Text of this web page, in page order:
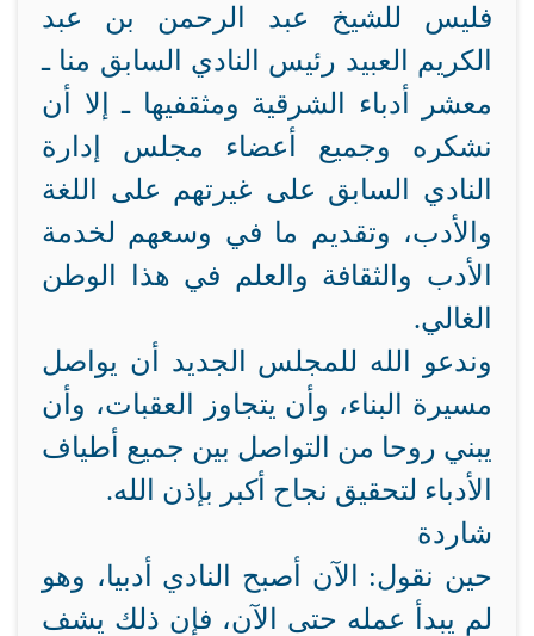
فليس للشيخ عبد الرحمن بن عبد
الكريم العبيد رئيس النادي السابق منا ـ
معشر أدباء الشرقية ومثقفيها ـ إلا أن
نشكره وجميع أعضاء مجلس إدارة
النادي السابق على غيرتهم على اللغة
والأدب، وتقديم ما في وسعهم لخدمة
الأدب والثقافة والعلم في هذا الوطن
الغالي.
وندعو الله للمجلس الجديد أن يواصل
مسيرة البناء، وأن يتجاوز العقبات، وأن
يبني روحا من التواصل بين جميع أطياف
الأدباء لتحقيق نجاح أكبر بإذن الله.
شاردة
حين نقول: الآن أصبح النادي أدبيا، وهو
لم يبدأ عمله حتى الآن، فإن ذلك يشف